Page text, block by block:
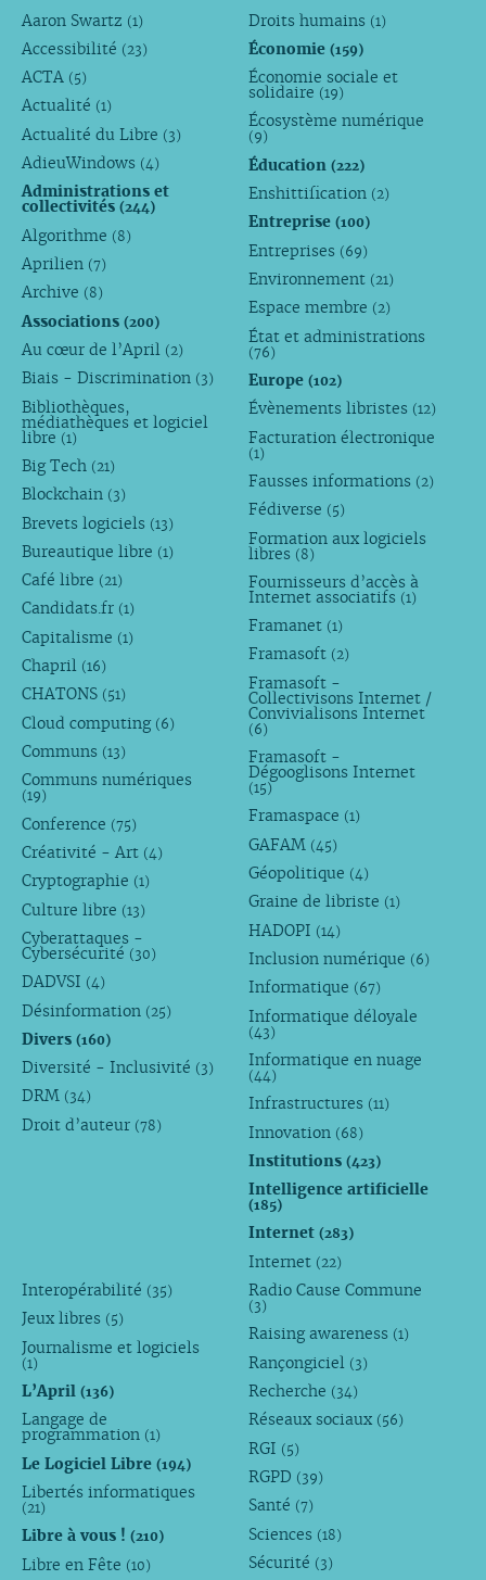
Aaron Swartz (1)
Accessibilité (23)
ACTA (5)
Actualité (1)
Actualité du Libre (3)
AdieuWindows (4)
Administrations et
collectivités (244)
Algorithme (8)
Aprilien (7)
Archive (8)
Associations (200)
Au cœur de l’April (2)
Biais - Discrimination (3)
Bibliothèques,
médiathèques et logiciel
libre (1)
Big Tech (21)
Blockchain (3)
Brevets logiciels (13)
Bureautique libre (1)
Café libre (21)
Candidats.fr (1)
Capitalisme (1)
Chapril (16)
CHATONS (51)
Cloud computing (6)
Communs (13)
Communs numériques
(19)
Conference (75)
Créativité - Art (4)
Cryptographie (1)
Culture libre (13)
Cyberattaques -
Cybersécurité (30)
DADVSI (4)
Désinformation (25)
Divers (160)
Diversité - Inclusivité (3)
DRM (34)
Droit d’auteur (78)
Droits humains (1)
Économie(159)
Économie sociale et
solidaire (19)
Écosystème numérique
(9)
Éducation(222)
Enshittification (2)
Entreprise(100)
Entreprises (69)
Environnement (21)
Espace membre (2)
État et administrations
(76)
Europe(102)
Évènements libristes (12)
Facturation électronique
(1)
Fausses informations (2)
Fédiverse (5)
Formation aux logiciels
libres (8)
Fournisseurs d’accès à
Internet associatifs (1)
Framanet (1)
Framasoft (2)
Framasoft -
Collectivisons Internet /
Convivialisons Internet
(6)
Framasoft -
Dégooglisons Internet
(15)
Framaspace (1)
GAFAM (45)
Géopolitique (4)
Graine de libriste (1)
HADOPI (14)
Inclusion numérique (6)
Informatique (67)
Informatique déloyale
(43)
Informatique en nuage
(44)
Infrastructures (11)
Innovation (68)
Institutions(423)
Intelligence artificielle
(185)
Internet(283)
Internet (22)
Interopérabilité (35)
Jeux libres (5)
Journalisme et logiciels
(1)
L’April (136)
Langage de
programmation (1)
Le Logiciel Libre (194)
Libertés informatiques
(21)
Libre à vous ! (210)
Libre en Fête (10)
Radio Cause Commune
(3)
Raising awareness (1)
Rançongiciel (3)
Recherche (34)
Réseaux sociaux (56)
RGI (5)
RGPD (39)
Santé (7)
Sciences (18)
Sécurité (3)